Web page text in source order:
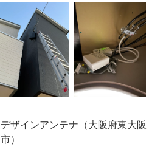
デザインアンテナ（大阪府東大阪
市）